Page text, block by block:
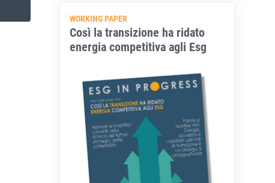
WORKING PAPER
Così la transizione ha ridato
energia competitiva agli Esg